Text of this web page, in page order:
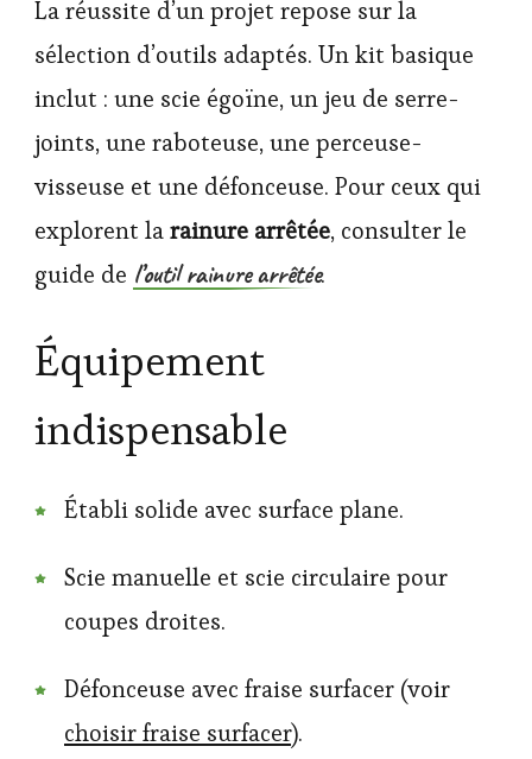
La réussite d’un projet repose sur la
sélection d’outils adaptés. Un kit basique
inclut : une scie égoïne, un jeu de serre-
joints, une raboteuse, une perceuse-
visseuse et une défonceuse. Pour ceux qui
explorent larainure arrêtée, consulter le
guide de l’outil rainure arrêtée.
Équipement
indispensable
Établi solide avec surface plane.
Scie manuelle et scie circulaire pour
coupes droites.
Défonceuse avec fraise surfacer (voir
choisir fraise surfacer).